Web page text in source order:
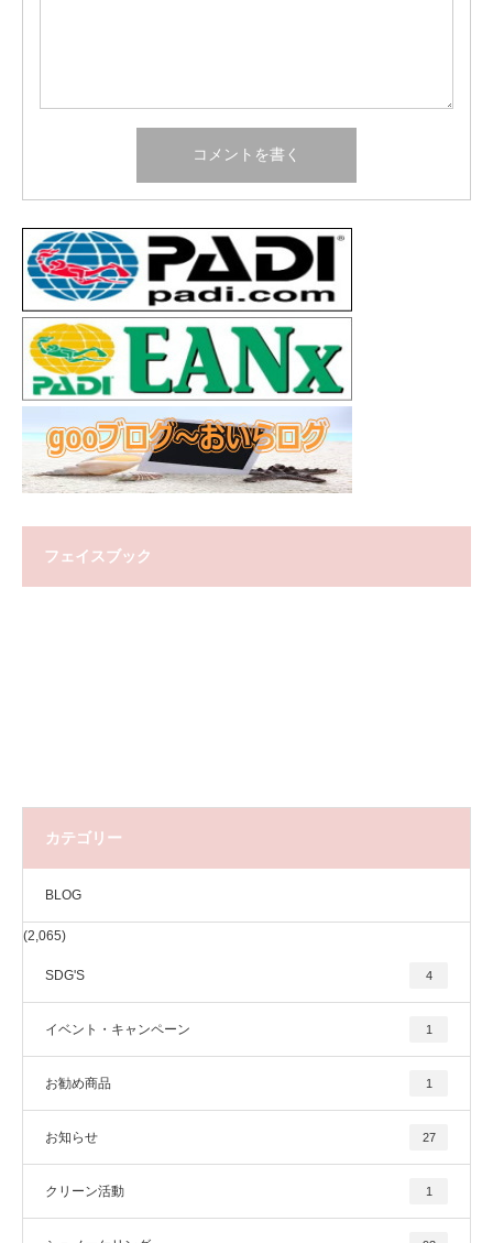
フェイスブック
カテゴリー
BLOG
(2,065)
SDG'S 4
イベント・キャンペーン 1
お勧め商品 1
お知らせ 27
クリーン活動 1